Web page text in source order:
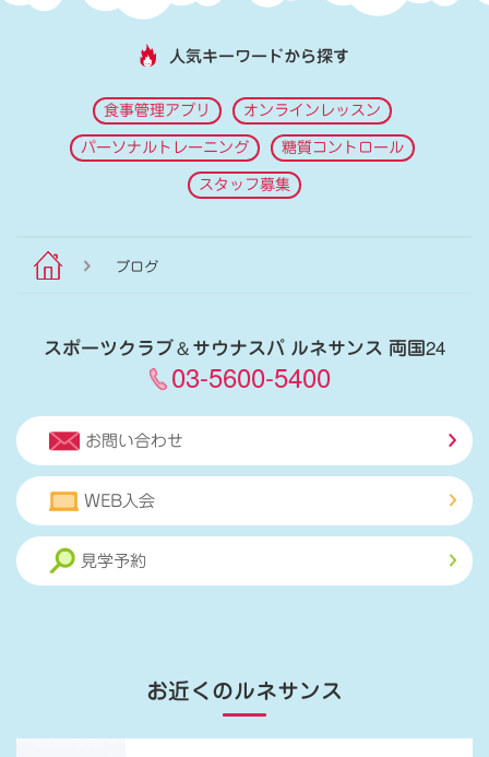
人気キーワードから探す
食事管理アプリ オンラインレッスン
パーソナルトレーニング 糖質コントロール
スタッフ募集
ブログ
スポーツクラブ＆サウナスパ ルネサンス 両国24
03-5600-5400
お問い合わせ
WEB入会
見学予約
お近くのルネサンス